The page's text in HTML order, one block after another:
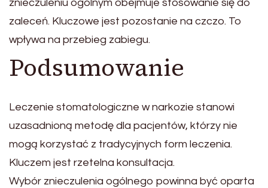
znieczuleniu ogólnym obejmuje stosowanie się do
zaleceń. Kluczowe jest pozostanie na czczo. To
wpływa na przebieg zabiegu.
Podsumowanie
Leczenie stomatologiczne w narkozie stanowi
uzasadnioną metodę dla pacjentów, którzy nie
mogą korzystać z tradycyjnych form leczenia.
Kluczem jest rzetelna konsultacja.
Wybór znieczulenia ogólnego powinna być oparta